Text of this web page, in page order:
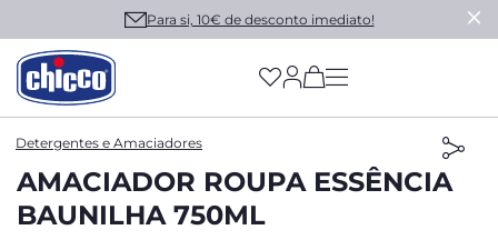
Para si, 10€ de desconto imediato!
(has more options
Detergentes e Amaciadores
AMACIADOR ROUPA ESSÊNCIA
BAUNILHA 750ML